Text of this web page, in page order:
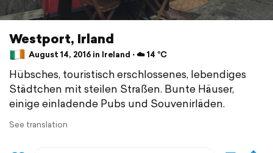
Westport, Irland
August 14, 2016 in Ireland ⋅ ☁️ 14 °C
Hübsches, touristisch erschlossenes, lebendiges
Städtchen mit steilen Straßen. Bunte Häuser,
einige einladende Pubs und Souvenirläden.
See translation